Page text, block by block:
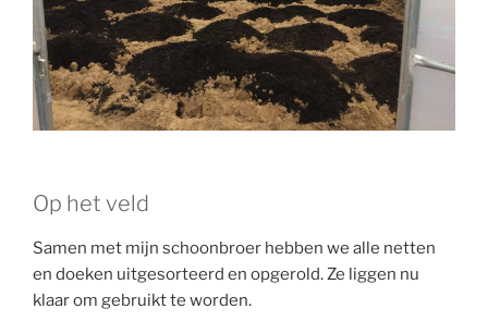
Op het veld
Samen met mijn schoonbroer hebben we alle netten
en doeken uitgesorteerd en opgerold. Ze liggen nu
klaar om gebruikt te worden.